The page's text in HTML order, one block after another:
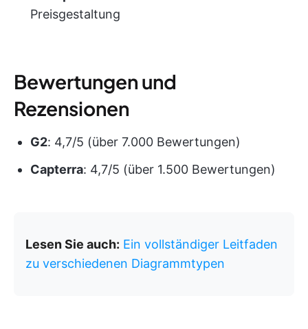
Preisgestaltung
Bewertungen und
Rezensionen
G2: 4,7/5 (über 7.000 Bewertungen)
Capterra: 4,7/5 (über 1.500 Bewertungen)
Lesen Sie auch: Ein vollständiger Leitfaden
zu verschiedenen Diagrammtypen